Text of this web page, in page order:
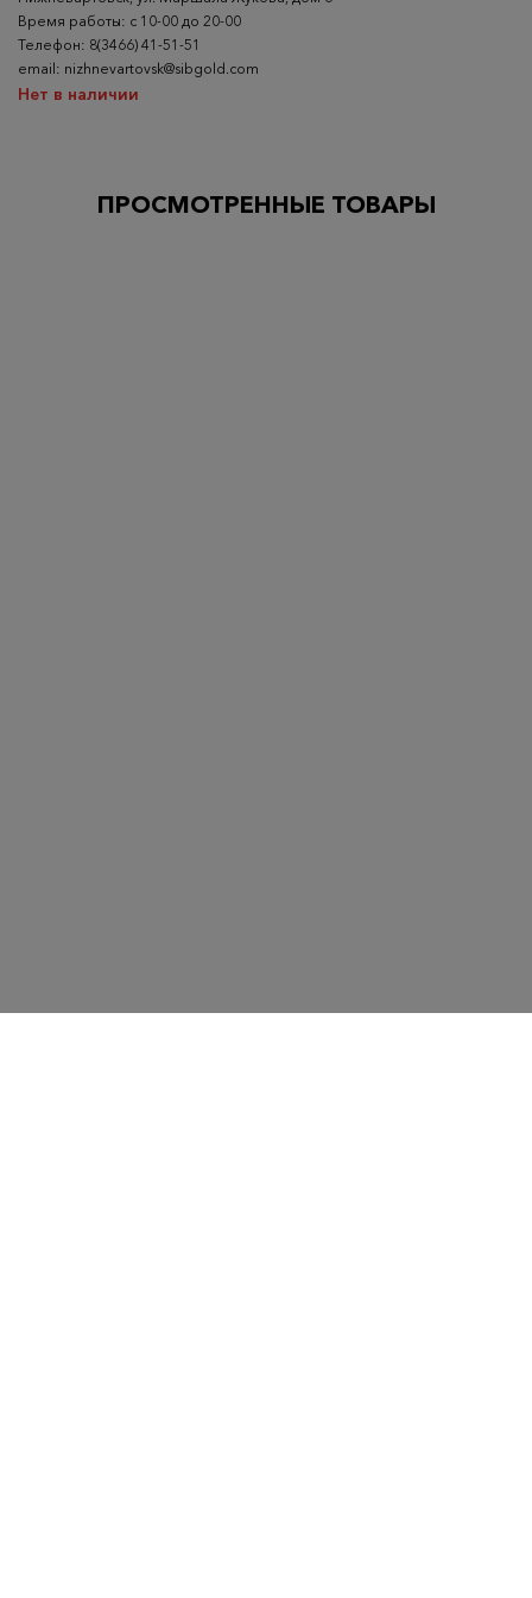
Время работы: с 10-00 до 20-00
Телефон: 8(3466) 41-51-51
email: nizhnevartovsk@sibgold.com
Нет в наличии
ПРОСМОТРЕННЫЕ ТОВАРЫ